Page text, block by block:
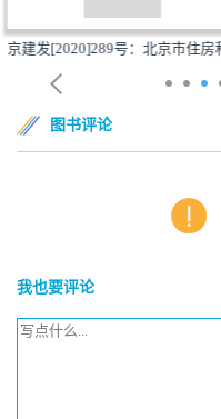
委员会关...
图书评论
我也要评论